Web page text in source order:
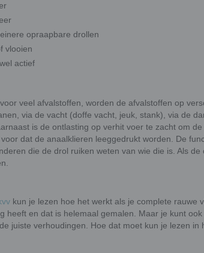
opraapbare drollen
vlooien
actief
veel afvalstoffen, worden de afvalstoffen op
via de vacht (doffe vacht, jeuk, stank), via de
is de ontlasting op verhit voer te zacht om
dat de anaalklieren leeggedrukt worden. De
die de drol ruiken weten van wie die is. Als
kun je lezen hoe het werkt als je complete rauwe
heeft en dat is helemaal gemalen. Maar je kunt
juiste verhoudingen. Hoe dat moet kun je lezen in